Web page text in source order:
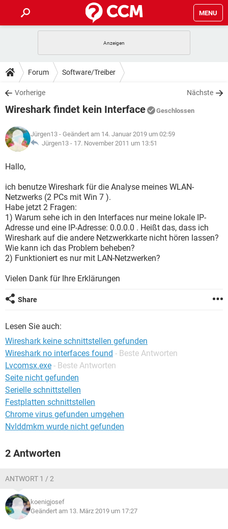
MENU
ANDROID IOS
WINDOWS 10
WHATSAPP TIKTOK
FACEBOOK
TIPPS & TRICKS
SPIELE
WHATSAPP TIKTOK
FACEBOOK
DOWNLOADS
SPIELE STREAMING
ANDROID
WINDOWS 10 INSTAGRAM
WHATSAPP
SPIELE STREAMING
ANDROID
WINDOWS 10
WHATSAPP TIKTOK
FACEBOOK
LEXIKON
SPIELE
WINDOWS 10
WHATSAPP
FACEBOOK HARDWARE
Forum Software/Treiber
Vorherige Nächste
Wireshark findet kein Interface Geschlossen
Jürgen13 - Geändert am 14. Januar 2019 um 02:59
Jürgen13 - 17. November 2011 um 13:51
Hallo,
ich benutze Wireshark für die Analyse meines WLAN-
Netzwerks (2 PCs mit Win 7 ).
Habe jetzt 2 Fragen:
1) Warum sehe ich in den Interfaces nur meine lokale IP-
Adresse und eine IP-Adresse: 0.0.0.0 . Heißt das, dass ich
Wireshark auf die andere Netzwerkkarte nicht hören lassen?
Wie kann ich das Problem beheben?
2) Funktioniert es nur mit LAN-Netzwerken?
Vielen Dank für Ihre Erklärungen
Share
Lesen Sie auch:
Wireshark keine schnittstellen gefunden
Wireshark no interfaces found - Beste Antworten
Lvcomsx.exe - Beste Antworten
Seite nicht gefunden
Serielle schnittstellen
Festplatten schnittstellen
Chrome virus gefunden umgehen
Nvlddmkm wurde nicht gefunden
2 Antworten
ANTWORT 1 / 2
koenigjosef
Geändert am 13. März 2019 um 17:27